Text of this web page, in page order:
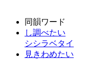
同韻ワード
し調べたい
シシラベタイ
見きわめたい